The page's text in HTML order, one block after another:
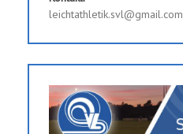
leichtathletik.svl@gmail.com